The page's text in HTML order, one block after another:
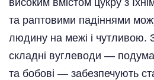
та раптовими падіннями
людину на межі і чутливою.
складні вуглеводи —
та бобові — забезпечують